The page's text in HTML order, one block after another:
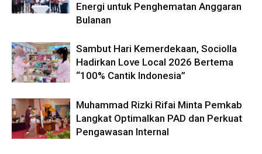
Energi untuk Penghematan Anggaran
Bulanan
Sambut Hari Kemerdekaan, Sociolla
Hadirkan Love Local 2026 Bertema
“100% Cantik Indonesia”
Muhammad Rizki Rifai Minta Pemkab
Langkat Optimalkan PAD dan Perkuat
Pengawasan Internal